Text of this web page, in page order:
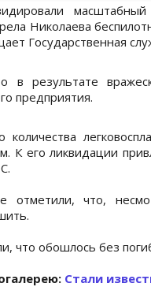
Николаева
Государственная
в результате
предприятия.
количества
К его ликвидации
отметили, что,
что обошлось без
Стали